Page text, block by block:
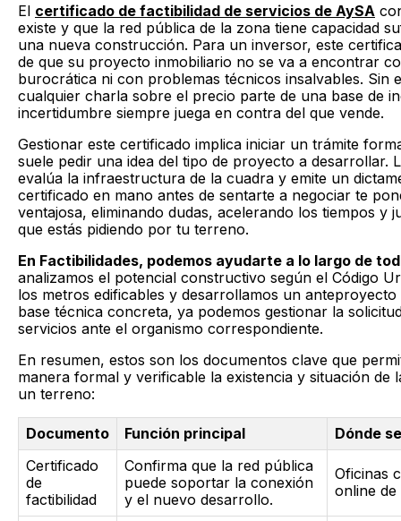
El certificado de factibilidad de servicios de AySA
existe y que la red pública de la zona tiene capacidad
una nueva construcción. Para un inversor, este
de que su proyecto inmobiliario no se va a encontrar
burocrática ni con problemas técnicos insalvables. Sin
cualquier charla sobre el precio parte de una base de
incertidumbre siempre juega en contra del que vende.
Gestionar este certificado implica iniciar un trámite
suele pedir una idea del tipo de proyecto a desarrollar.
evalúa la infraestructura de la cuadra y emite un
certificado en mano antes de sentarte a negociar te
ventajosa, eliminando dudas, acelerando los tiempos y
que estás pidiendo por tu terreno.
En Factibilidades, podemos ayudarte a lo largo de
analizamos el potencial constructivo según el Código
los metros edificables y desarrollamos un anteproyecto
base técnica concreta, ya podemos gestionar la
servicios ante el organismo correspondiente.
En resumen, estos son los documentos clave que
manera formal y verificable la existencia y situación de
un terreno:
Documento Función principal
Dónde
Certificado
de
factibilidad
Confirma que la red pública
puede soportar la conexión
y el nuevo desarrollo.
Oficinas
online de